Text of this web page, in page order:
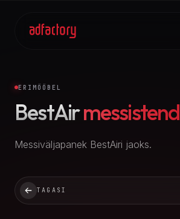
ERIMÖÖBEL
BestAirmessistend
Messiväljapanek BestAiri jaoks.
TAGASI